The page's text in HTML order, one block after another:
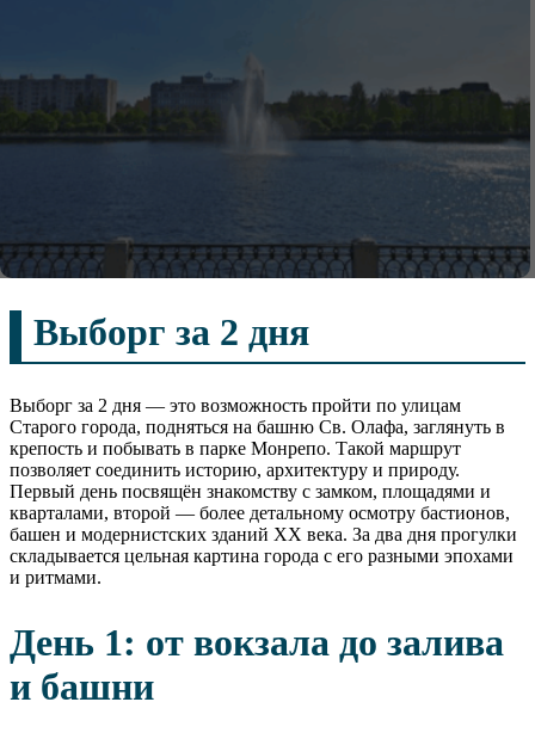
Выборг за 2 дня
Выборг за 2 дня — это возможность пройти по улицам
Старого города, подняться на башню Св. Олафа, заглянуть в
крепость и побывать в парке Монрепо. Такой маршрут
позволяет соединить историю, архитектуру и природу.
Первый день посвящён знакомству с замком, площадями и
кварталами, второй — более детальному осмотру бастионов,
башен и модернистских зданий XX века. За два дня прогулки
складывается цельная картина города с его разными эпохами
и ритмами.
День 1: от вокзала до залива
и башни